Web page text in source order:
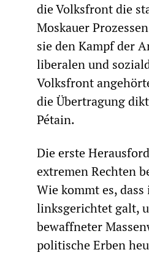
die Volksfront die
Moskauer
sie den Kampf der
liberalen und
Volksfront
die Übertragung
Pétain.
Die erste
extremen Rechten
Wie kommt es,
linksgerichtet galt,
bewaffneter
politische Erben